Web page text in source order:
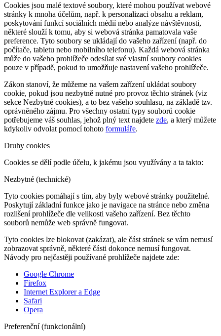
Cookies jsou malé textové soubory, které mohou používat webové
stránky k mnoha účelům, např. k personalizaci obsahu a reklam,
poskytování funkcí sociálních médií nebo analýze návštěvnosti,
některé slouží k tomu, aby si webová stránka pamatovala vaše
preference. Tyto soubory se ukládají do vašeho zařízení (např. do
počítače, tabletu nebo mobilního telefonu). Každá webová stránka
může do vašeho prohlížeče odesílat své vlastní soubory cookies
pouze v případě, pokud to umožňuje nastavení vašeho prohlížeče.
Zákon stanoví, že můžeme na vašem zařízení ukládat soubory
cookie, pokud jsou nezbytně nutné pro provoz těchto stránek (viz
sekce Nezbytné cookies), a to bez vašeho souhlasu, na základě tzv.
oprávněného zájmu. Pro všechny ostatní typy souborů cookie
potřebujeme váš souhlas, jehož plný text najdete zde, a který můžete
kdykoliv odvolat pomocí tohoto formuláře.
Druhy cookies
Cookies se dělí podle účelu, k jakému jsou využívány a ta takto:
Nezbytné (technické)
Tyto cookies pomáhají s tím, aby byly webové stránky použitelné.
Poskytují základní funkce jako je navigace na stránce nebo změna
rozlišení prohlížeče dle velikosti vašeho zařízení. Bez těchto
souborů nemůže web správně fungovat.
Tyto cookies lze blokovat (zakázat), ale část stránek se vám nemusí
zobrazovat správně, některé části dokonce nemusí fungovat.
Návody pro nejčastěji používané prohlížeče najdete zde:
Google Chrome
Firefox
Internet Explorer a Edge
Safari
Opera
Preferenční (funkcionální)